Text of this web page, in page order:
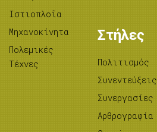
Ιστιοπλοΐα
Μηχανοκίνητα
Πολεμικές
Τέχνες
Στήλες
Πολιτισμός
Συνεντεύξεις
Συνεργασίες
Αρθρογραφία